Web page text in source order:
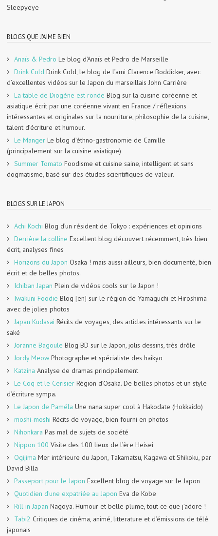
Sleepyeye
BLOGS QUE J'AIME BIEN
Anaïs & Pedro Le blog d’Anaïs et Pedro de Marseille
Drink Cold Drink Cold, le blog de l’ami Clarence Boddicker, avec
d’excellentes vidéos sur le Japon du marseillais John Carrière
La table de Diogène est ronde Blog sur la cuisine coréenne et
asiatique écrit par une coréenne vivant en France / réflexions
intéressantes et originales sur la nourriture, philosophie de la cuisine,
talent d’écriture et humour.
Le Manger Le blog d’éthno-gastronomie de Camille
(principalement sur la cuisine asiatique)
Summer Tomato Foodisme et cuisine saine, intelligent et sans
dogmatisme, basé sur des études scientifiques de valeur.
BLOGS SUR LE JAPON
Achi Kochi Blog d’un résident de Tokyo : expériences et opinions
Derrière la colline Excellent blog découvert récemment, très bien
écrit, analyses fines
Horizons du Japon Osaka ! mais aussi ailleurs, bien documenté, bien
écrit et de belles photos.
Ichiban Japan Plein de vidéos cools sur le Japon !
Iwakuni Foodie Blog [en] sur le région de Yamaguchi et Hiroshima
avec de jolies photos
Japan Kudasai Récits de voyages, des articles intéressants sur le
saké
Joranne Bagoule Blog BD sur le Japon, jolis dessins, très drôle
Jordy Meow Photographe et spécialiste des haikyo
Katzina Analyse de dramas principalement
Le Coq et le Cerisier Région d’Osaka. De belles photos et un style
d’écriture sympa.
Le Japon de Paméla Une nana super cool à Hakodate (Hokkaido)
moshi-moshi Récits de voyage, bien fourni en photos
Nihonkara Pas mal de sujets de société
Nippon 100 Visite des 100 lieux de l’ère Heisei
Ogijima Mer intérieure du Japon, Takamatsu, Kagawa et Shikoku, par
David Billa
Passeport pour le Japon Excellent blog de voyage sur le Japon
Quotidien d'une expatriée au Japon Eva de Kobe
Rill in Japan Nagoya. Humour et belle plume, tout ce que j’adore !
Tabi2 Critiques de cinéma, animé, litterature et d’émissions de télé
japonais